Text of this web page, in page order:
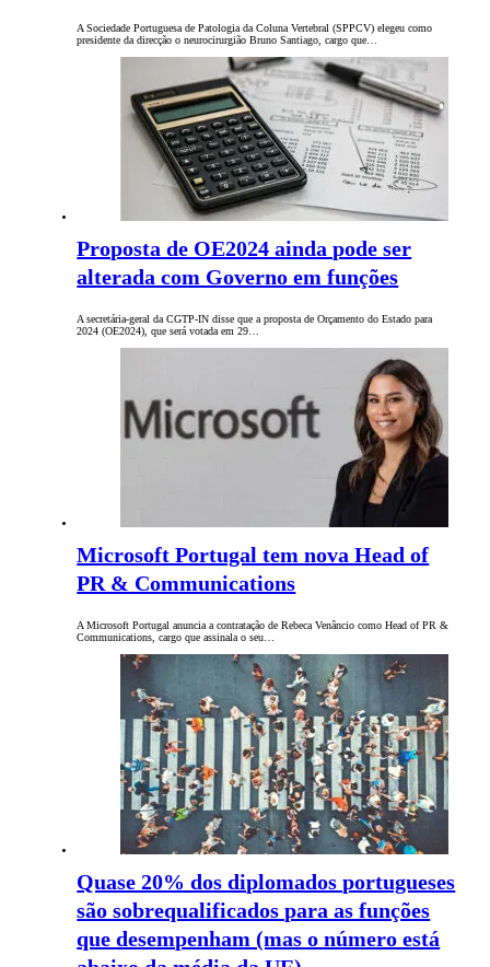
A Sociedade Portuguesa de Patologia da Coluna Vertebral (SPPCV) elegeu como
presidente da direcção o neurocirurgião Bruno Santiago, cargo que…
Proposta de OE2024 ainda pode ser
alterada com Governo em funções
A secretária-geral da CGTP-IN disse que a proposta de Orçamento do Estado para
2024 (OE2024), que será votada em 29…
Microsoft Portugal tem nova Head of
PR & Communications
A Microsoft Portugal anuncia a contratação de Rebeca Venâncio como Head of PR &
Communications, cargo que assinala o seu…
Quase 20% dos diplomados portugueses
são sobrequalificados para as funções
que desempenham (mas o número está